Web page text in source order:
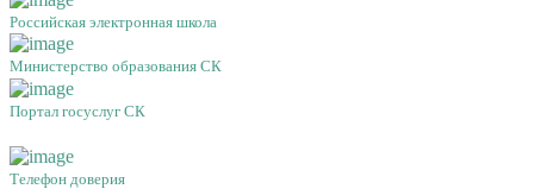
Российская электронная школа
Министерство образования СК
Портал госуслуг СК
Телефон доверия